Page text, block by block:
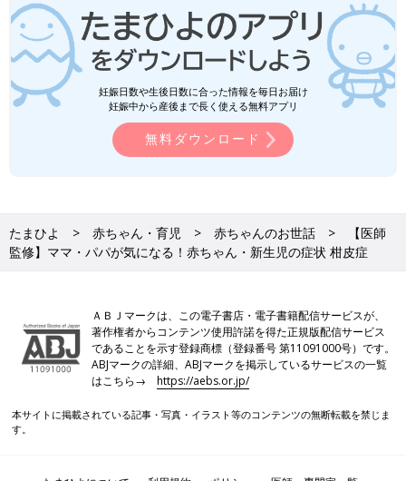
妊娠日数や生後日数に合った情報を毎日お届け
妊娠中から産後まで長く使える無料アプリ
無料ダウンロード
たまひよ 赤ちゃん・育児 赤ちゃんのお世話
【医師
監修】ママ・パパが気になる！赤ちゃん・新生児の症状 柑皮症
ＡＢＪマークは、この電子書店・電子書籍配信サービスが、
著作権者からコンテンツ使用許諾を得た正規版配信サービス
であることを示す登録商標（登録番号 第11091000号）です。
ABJマークの詳細、ABJマークを掲示しているサービスの一覧
はこちら→https://aebs.or.jp/
本サイトに掲載されている記事・写真・イラスト等のコンテンツの無断転載を禁じま
す。